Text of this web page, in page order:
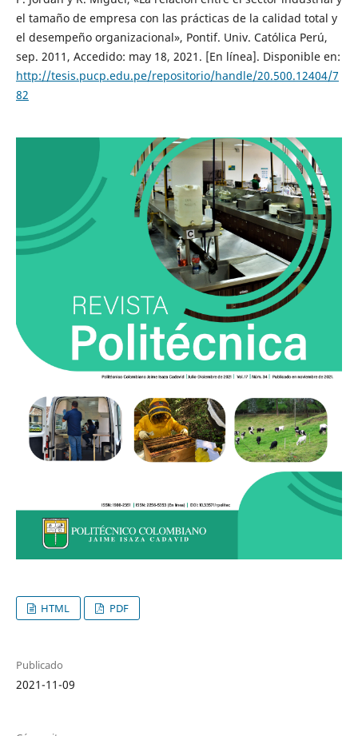
el tamaño de empresa con las prácticas de la calidad total y
el desempeño organizacional», Pontif. Univ. Católica Perú,
sep. 2011, Accedido: may 18, 2021. [En línea]. Disponible en:
http://tesis.pucp.edu.pe/repositorio/handle/20.500.12404/7
82
HTML PDF
Publicado
2021-11-09